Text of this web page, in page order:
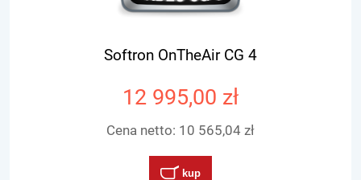
Softron OnTheAir CG 4
12 995,00 zł
Cena netto: 10 565,04 zł
kup